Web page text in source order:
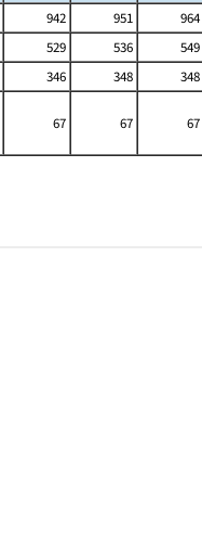
942 951
964
529 536
549
346 348
348
67 67 67